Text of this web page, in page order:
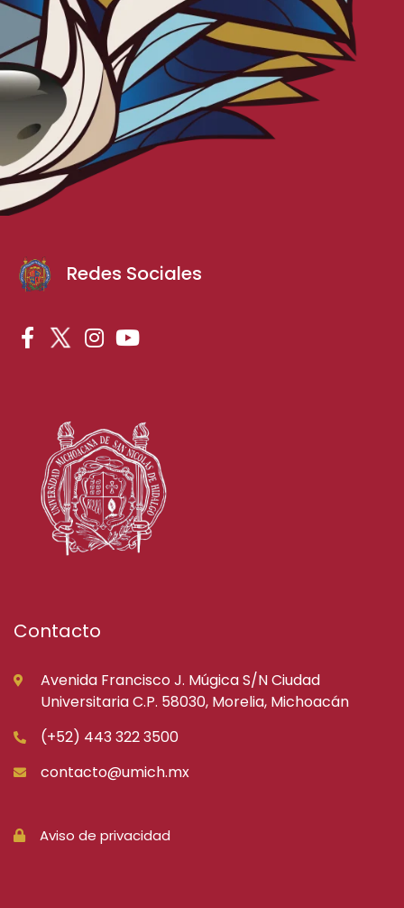
Redes Sociales
Contacto
Avenida Francisco J. Múgica S/N Ciudad
Universitaria C.P. 58030, Morelia, Michoacán
(+52) 443 322 3500
contacto@umich.mx
Aviso de privacidad